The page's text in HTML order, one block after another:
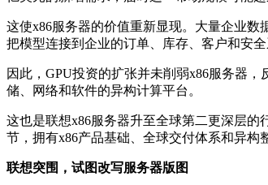
这使x86服务器的价值重新显现。大量企业数
把模型连接到企业的订单、库存、客户和安
因此，GPU投资的扩张并未削弱x86服务器
储、网络和软件的异构计算平台。
这也是联想x86服务器升至全球第二更深层
节，拥有x86产品基础、全球交付体系和异构
联想突围，试图改写服务器版图